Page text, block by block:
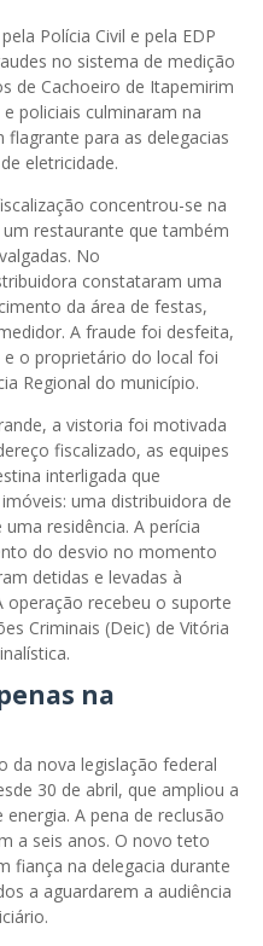
Polícia Civil e pela EDP
no sistema de medição
de Cachoeiro de Itapemirim
policiais culminaram na
para as delegacias
eletricidade.
concentrou-se na
restaurante que também
No
constataram uma
da área de festas,
A fraude foi desfeita,
o proprietário do local foi
Regional do município.
a vistoria foi motivada
fiscalizado, as equipes
interligada que
uma distribuidora de
residência. A perícia
do desvio no momento
detidas e levadas à
operação recebeu o suporte
Criminais (Deic) de Vitória
na
da nova legislação federal
30 de abril, que ampliou a
A pena de reclusão
a seis anos. O novo teto
fiança na delegacia durante
a aguardarem a audiência